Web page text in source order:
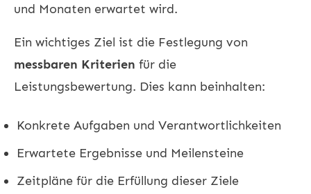
und Monaten erwartet wird.
Ein wichtiges Ziel ist die Festlegung von
messbaren Kriterien für die
Leistungsbewertung. Dies kann beinhalten:
Konkrete Aufgaben und Verantwortlichkeiten
Erwartete Ergebnisse und Meilensteine
Zeitpläne für die Erfüllung dieser Ziele